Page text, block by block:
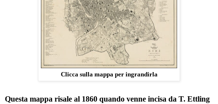
Clicca sulla mappa per ingrandirla
Questa mappa risale al 1860 quando venne incisa da T. Ettling